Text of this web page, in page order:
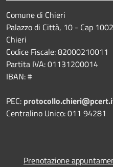
Comune di Chieri
Palazzo di Città, 10 - Cap
Chieri
Codice Fiscale: 82000210011
Partita IVA: 01131200014
IBAN: #
PEC:
Centralino Unico: 011 94281
Prenotazione